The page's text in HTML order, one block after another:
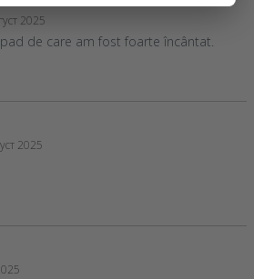
2025
de care am fost foarte încântat.
2025